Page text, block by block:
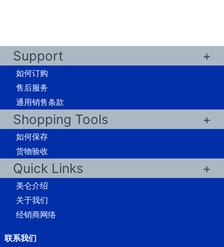
Support
如何订购
售后服务
通用销售条款
Shopping Tools
如何保存
货物验收
Quick Links
美仑介绍
关于我们
经销商网络